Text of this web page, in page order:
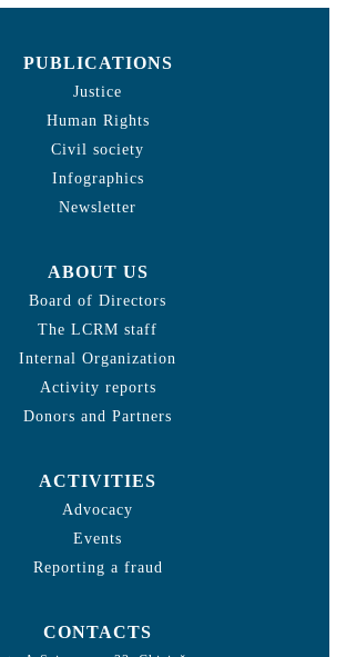
PUBLICATIONS
Justice
Human Rights
Civil society
Infographics
Newsletter
ABOUT US
Board of Directors
The LCRM staff
Internal Organization
Activity reports
Donors and Partners
ACTIVITIES
Advocacy
Events
Reporting a fraud
CONTACTS